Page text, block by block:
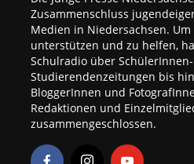
Zusammenschluss
Medien in Niedersachsen.
unterstützen und zu helfen,
Schulradio über
Studierendenzeitungen bis
BloggerInnen und
Redaktionen und
zusammengeschlossen.